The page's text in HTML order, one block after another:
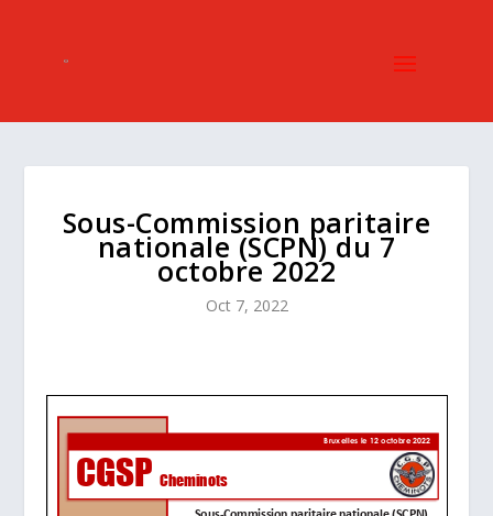
Sous-Commission paritaire
nationale (SCPN) du 7
octobre 2022
Oct 7, 2022